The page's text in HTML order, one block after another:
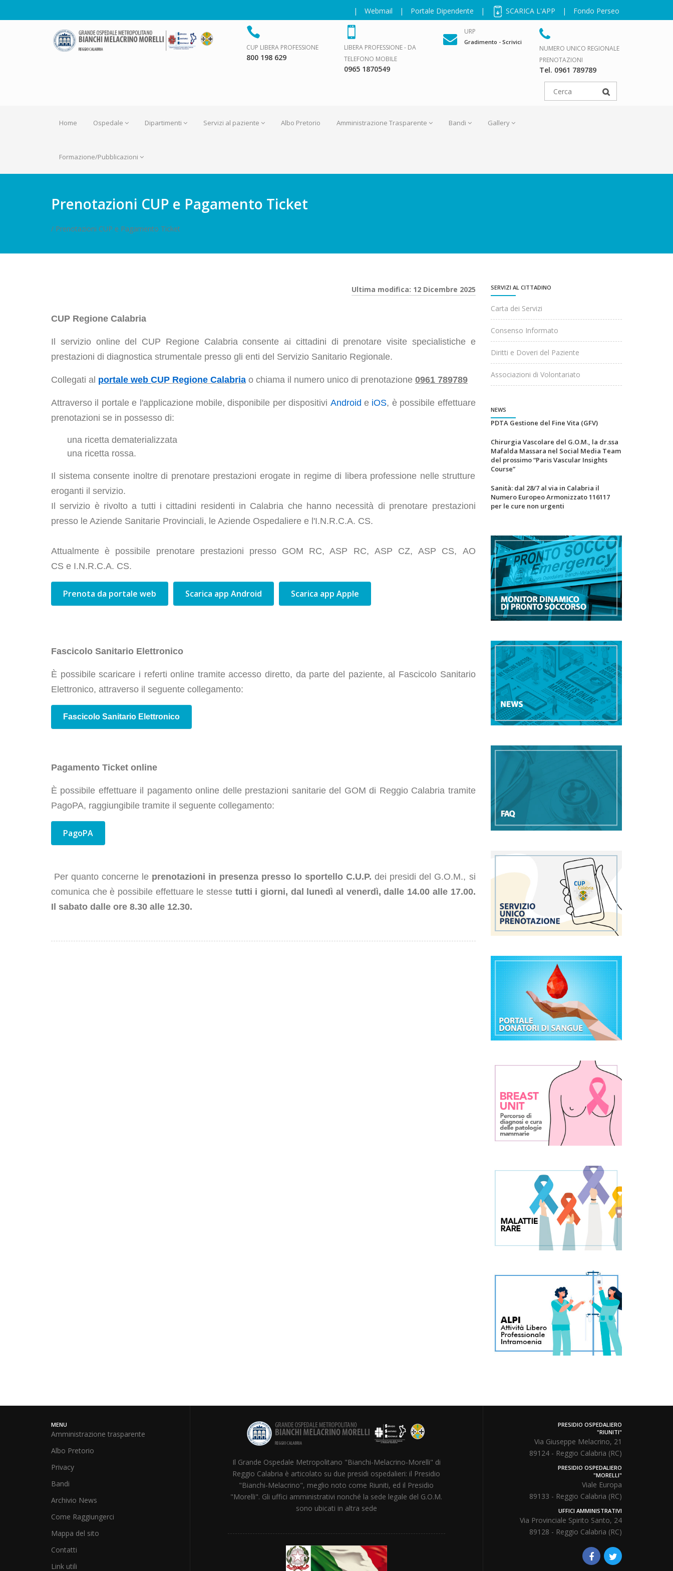
| Webmail | Portale Dipendente | SCARICA L'APP | Fondo Perseo
CUP LIBERA PROFESSIONE
800 198 629
LIBERA PROFESSIONE - DA
TELEFONO MOBILE
0965 1870549
URP
Gradimento - Scrivici
NUMERO UNICO REGIONALE
PRENOTAZIONI
Tel. 0961 789789
Home Ospedale Dipartimenti Servizi al paziente Albo Pretorio Amministrazione Trasparente Bandi Gallery
Formazione/Pubblicazioni
Prenotazioni CUP e Pagamento Ticket
/ Prenotazioni CUP e Pagamento Ticket
Ultima modifica: 12 Dicembre 2025
CUP Regione Calabria
Il servizio online del CUP Regione Calabria consente ai cittadini di prenotare visite specialistiche e
prestazioni di diagnostica strumentale presso gli enti del Servizio Sanitario Regionale.
Collegati al portale web CUP Regione Calabria o chiama il numero unico di prenotazione 0961 789789
Attraverso il portale e l'applicazione mobile, disponibile per dispositivi Android e iOS, è possibile effettuare
prenotazioni se in possesso di:
una ricetta dematerializzata
una ricetta rossa.
Il sistema consente inoltre di prenotare prestazioni erogate in regime di libera professione nelle strutture
eroganti il servizio.
Il servizio è rivolto a tutti i cittadini residenti in Calabria che hanno necessità di prenotare prestazioni
presso le Aziende Sanitarie Provinciali, le Aziende Ospedaliere e l'I.N.R.C.A. CS.
Attualmente è possibile prenotare prestazioni presso GOM RC, ASP RC, ASP CZ, ASP CS, AO
CS e I.N.R.C.A. CS.
Prenota da portale web Scarica app Android Scarica app Apple
Fascicolo Sanitario Elettronico
È possibile scaricare i referti online tramite accesso diretto, da parte del paziente, al Fascicolo Sanitario
Elettronico, attraverso il seguente collegamento:
Fascicolo Sanitario Elettronico
Pagamento Ticket online
È possibile effettuare il pagamento online delle prestazioni sanitarie del GOM di Reggio Calabria tramite
PagoPA, raggiungibile tramite il seguente collegamento:
PagoPA
Per quanto concerne le prenotazioni in presenza presso lo sportello C.U.P.dei presidi del G.O.M., si
comunica che è possibile effettuare le stesse tutti i giorni, dal lunedì al venerdì, dalle 14.00 alle 17.00.
Il sabato dalle ore 8.30 alle 12.30.
SERVIZI AL CITTADINO
Carta dei Servizi
Consenso Informato
Diritti e Doveri del Paziente
Associazioni di Volontariato
NEWS
PDTA Gestione del Fine Vita (GFV)
Chirurgia Vascolare del G.O.M., la dr.ssa
Mafalda Massara nel Social Media Team
del prossimo “Paris Vascular Insights
Course”
Sanità: dal 28/7 al via in Calabria il
Numero Europeo Armonizzato 116117
per le cure non urgenti
MENU
Amministrazione trasparente
Albo Pretorio
Privacy
Bandi
Archivio News
Come Raggiungerci
Mappa del sito
Contatti
Link utili
Il Grande Ospedale Metropolitano "Bianchi-Melacrino-Morelli" di
Reggio Calabria è articolato su due presidi ospedalieri: il Presidio
"Bianchi-Melacrino", meglio noto come Riuniti, ed il Presidio
"Morelli". Gli uffici amministrativi nonché la sede legale del G.O.M.
sono ubicati in altra sede
PRESIDIO OSPEDALIERO
"RIUNITI"
Via Giuseppe Melacrino, 21
89124 - Reggio Calabria (RC)
PRESIDIO OSPEDALIERO
"MORELLI"
Viale Europa
89133 - Reggio Calabria (RC)
UFFICI AMMINISTRATIVI
Via Provinciale Spirito Santo, 24
89128 - Reggio Calabria (RC)